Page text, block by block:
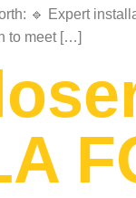
🔹 Expert
to meet […]